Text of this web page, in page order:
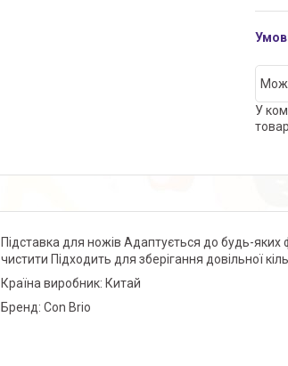
У
Підставка для ножів Адаптується до будь-яких
чистити Підходить для зберігання довільної
Країна виробник: Китай
Бренд: Con Brio